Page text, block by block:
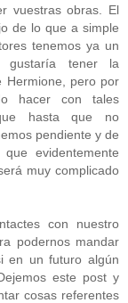
vuestras obras. El
de lo que a simple
tenemos ya un
gustaría tener la
Hermione, pero por
hacer con tales
hasta que no
pendiente y de
evidentemente
muy complicado
con nuestro
podernos mandar
en un futuro algún
este post y
cosas referentes